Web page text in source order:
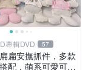
專輯DVD 57
扁安撫抓件，多款
配，萌系可愛可改